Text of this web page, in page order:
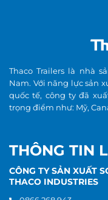
Thaco Trailers là nhà
Nam. Với năng lực sản
quốc tế, công ty đã
trọng điểm như: Mỹ,
THÔNG TIN
CÔNG TY SẢN XUẤT
THACO INDUSTRIES